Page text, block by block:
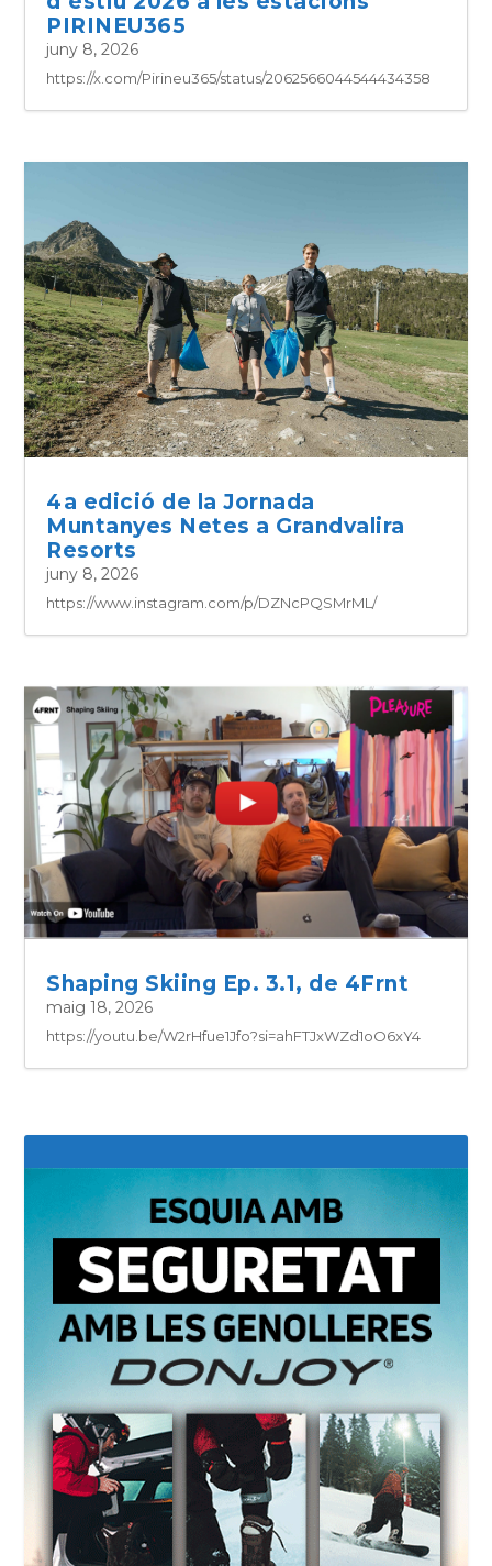
PIRINEU365
juny 8, 2026
https://x.com/Pirineu365/status/2062566044544434358
4a edició de la Jornada
Muntanyes Netes a Grandvalira
Resorts
juny 8, 2026
https://www.instagram.com/p/DZNcPQSMrML/
Shaping Skiing Ep. 3.1, de 4Frnt
maig 18, 2026
https://youtu.be/W2rHfue1Jfo?si=ahFTJxWZd1oO6xY4